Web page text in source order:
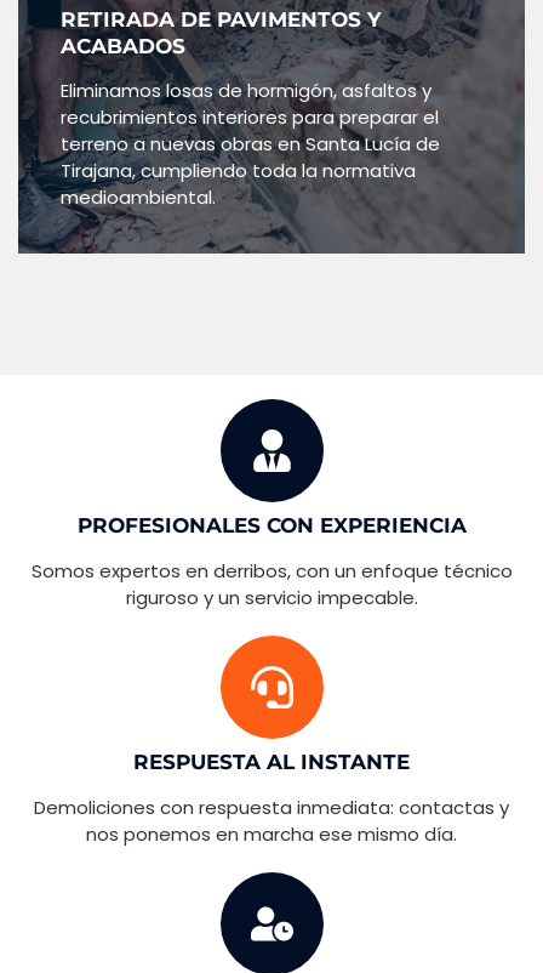
RETIRADA DE PAVIMENTOS Y
ACABADOS
Eliminamos losas de hormigón, asfaltos y
recubrimientos interiores para preparar el
terreno a nuevas obras en Santa Lucía de
Tirajana, cumpliendo toda la normativa
medioambiental.
PROFESIONALES CON EXPERIENCIA
Somos expertos en derribos, con un enfoque técnico
riguroso y un servicio impecable.
RESPUESTA AL INSTANTE
Demoliciones con respuesta inmediata: contactas y
nos ponemos en marcha ese mismo día.